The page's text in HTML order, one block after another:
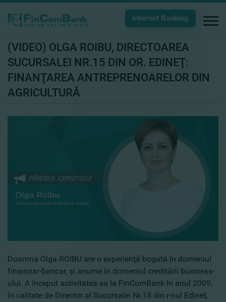
Internet Banking
(VIDEO) OLGA ROIBU, DIRECTOAREA
SUCURSALEI NR.15 DIN OR. EDINEŢ:
FINANŢAREA ANTREPRENOARELOR DIN
AGRICULTURĂ
Doamna Olga ROIBU are o experienţă bogată în domeniul
financiar-bancar, şi anume în domeniul creditării business-
ului. A început activitatea sa la FinComBank în anul 2009,
în calitate de Director al Sucursalei Nr.15 din r-nul Edineţ.